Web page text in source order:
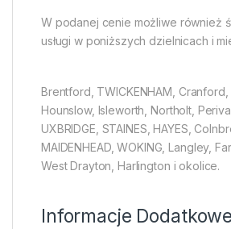
W podanej cenie możliwe również
usługi w poniższych dzielnicach i
Brentford, TWICKENHAM, Cranford,
Hounslow, Isleworth, Northolt,
UXBRIDGE, STAINES, HAYES,
MAIDENHEAD, WOKING, Langley,
West Drayton, Harlington i okolice.
Informacje